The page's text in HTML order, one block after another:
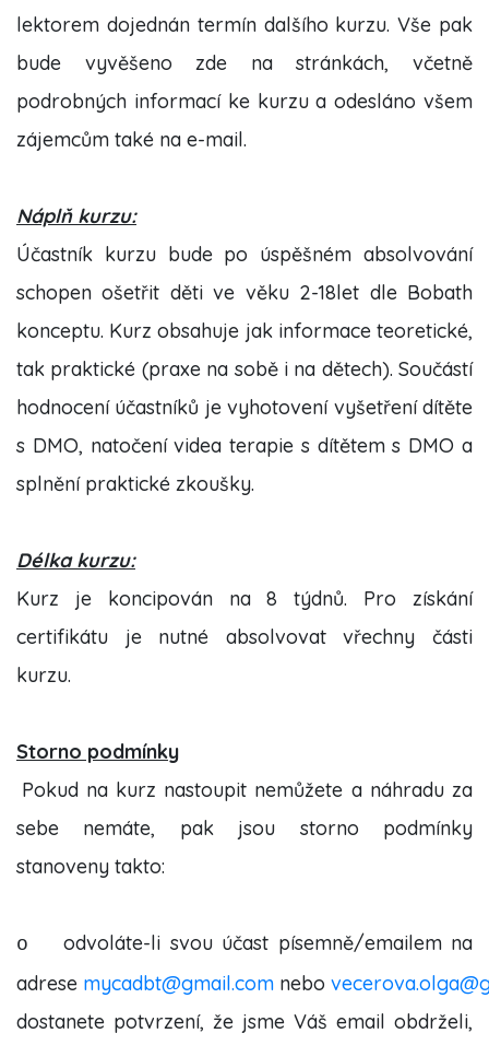
lektorem dojednán termín dalšího kurzu. Vše pak
bude vyvěšeno zde na stránkách, včetně
podrobných informací ke kurzu a odesláno všem
zájemcům také na e-mail.
Náplň kurzu:
Účastník kurzu bude po úspěšném absolvování
schopen ošetřit děti ve věku 2-18let dle Bobath
konceptu. Kurz obsahuje jak informace teoretické,
tak praktické (praxe na sobě i na dětech). Součástí
hodnocení účastníků je vyhotovení vyšetření dítěte
s DMO, natočení videa terapie s dítětem s DMO a
splnění praktické zkoušky.
Délka kurzu:
Kurz je koncipován na 8 týdnů. Pro získání
certifikátu je nutné absolvovat vřechny části
kurzu.
Storno podmínky
na kurz nastoupit nemůžete a náhradu za
sebe nemáte, pak jsou storno podmínky
stanoveny takto:
o
odvoláte-li svou účast písemně/emailem na
adrese mycadbt@gmail.com nebo
dostanete potvrzení, že jsme Váš email obdrželi,